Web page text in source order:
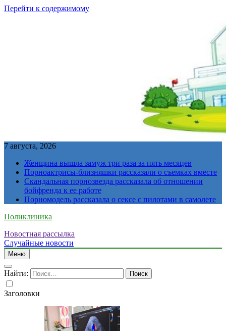
Перейти к содержимому
7 августа, 2026
Женщина вышла замуж три раза за пять месяцев
Порноактрисы-близняшки рассказали о съемках вместе
Скандальная порнозвезда рассказала об отношении
бойфренда к ее работе
Порномодель рассказала о сексе с пилотами в самолете
Поликлиника
Новостная рассылка
Случайные новости
Меню
Найти:
Заголовки